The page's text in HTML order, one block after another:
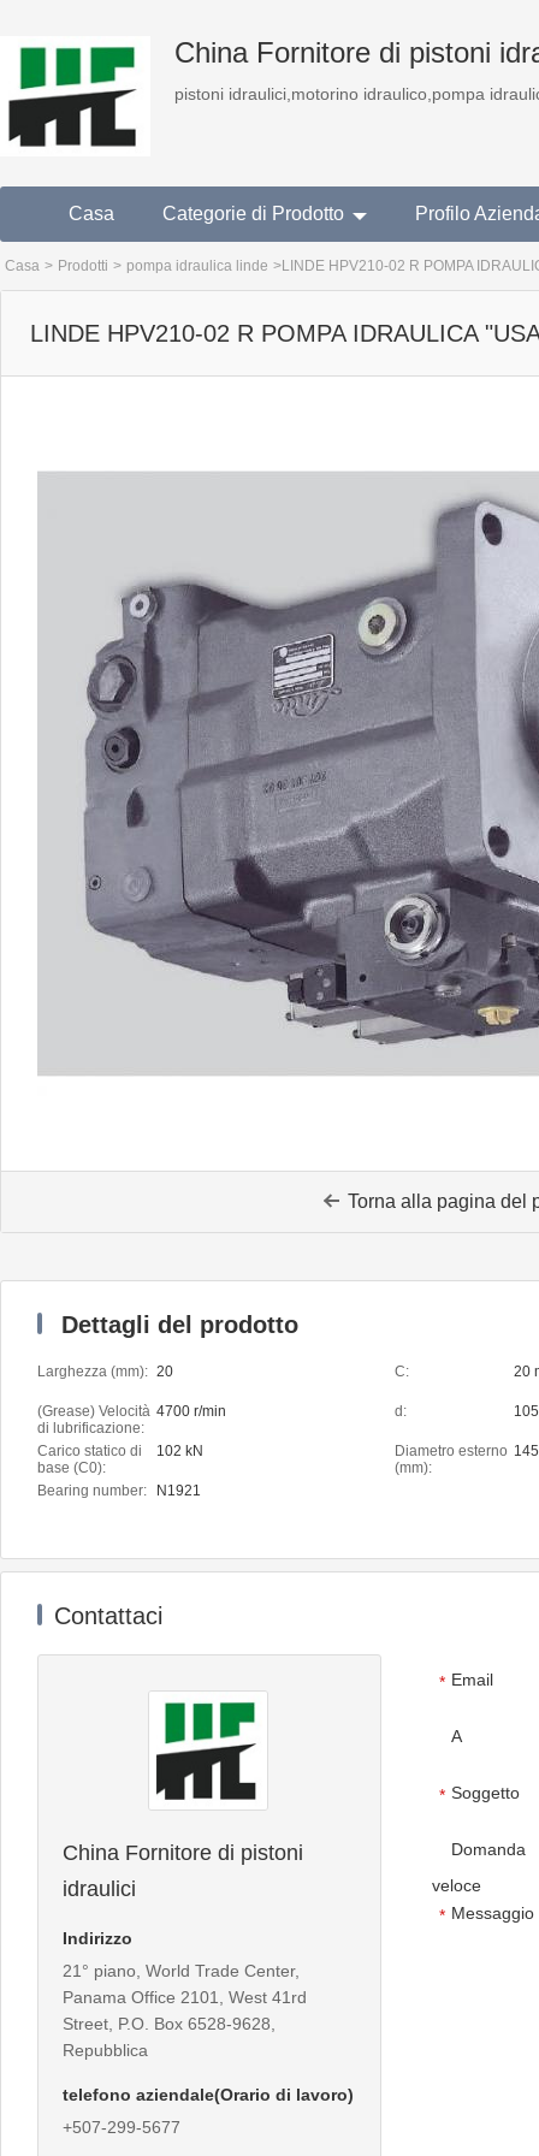
China Fornitore di pistoni
pistoni idraulici,motorino idraulico,pompa
Casa Categorie di Prodotto Profilo
Casa > Prodotti > pompa idraulica linde >LINDE HPV210-02 R POMPA
LINDE HPV210-02 R POMPA IDRAULICA
Torna alla pagina del
Dettagli del prodotto
Larghezza (mm): 20 C: 20
(Grease) Velocità
di lubrificazione:
4700 r/min d:
Carico statico di
base (C0):
102 kN
Diametro esterno
(mm):
145
Bearing number: N1921
Contattaci
China Fornitore di pistoni
idraulici
Indirizzo
21° piano, World Trade Center,
Panama Office 2101, West 41rd
Street, P.O. Box 6528-9628,
Repubblica
telefono aziendale(Orario di lavoro)
+507-299-5677
* Email
A
* Soggetto
Domanda
veloce
* Messaggio